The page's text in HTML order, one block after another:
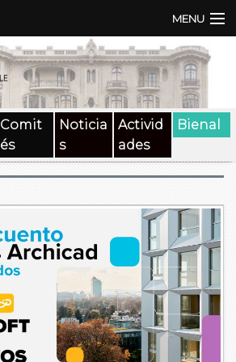
MENU
Comit
és
Noticia
s
Activid
ades
Bienal